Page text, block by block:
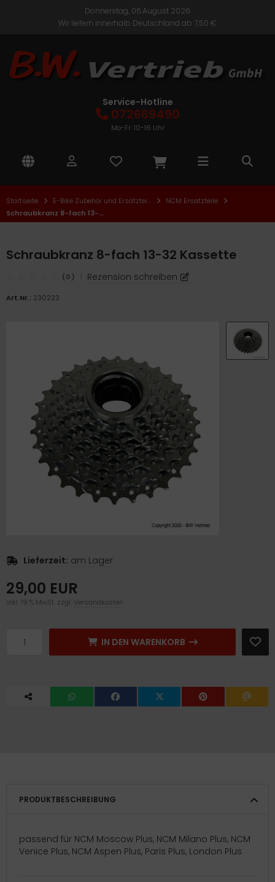
Donnerstag, 06.August 2026
Wir liefern innerhalb Deutschland ab 7,50 €
Service-Hotline
072669490
Mo-Fr: 10-16 Uhr
Startseite E-Bike Zubehör und Ersatzteile
NCM Ersatzteile
Schraubkranz 8-fach 13-32 Kassette
Schraubkranz 8-fach 13-32 Kassette
(0) Rezension schreiben
Art.Nr.: 230223
Lieferzeit: am Lager
29,00 EUR
inkl. 19 % MwSt. zzgl. Versandkosten
IN DEN WARENKORB
PRODUKTBESCHREIBUNG
passend für NCM Moscow Plus, NCM Milano Plus, NCM
Venice Plus, NCM Aspen Plus, Paris Plus, London Plus
ALLES ANZEIGEN AUS E-BIKES
und Jugend E-Bikes
ALLES ANZEIGEN AUS ELEKTROROLLER
ALLES ANZEIGEN AUS E-ROLLER ZUBEHÖR UND
Mechanik
Verkleidung
One
Biker